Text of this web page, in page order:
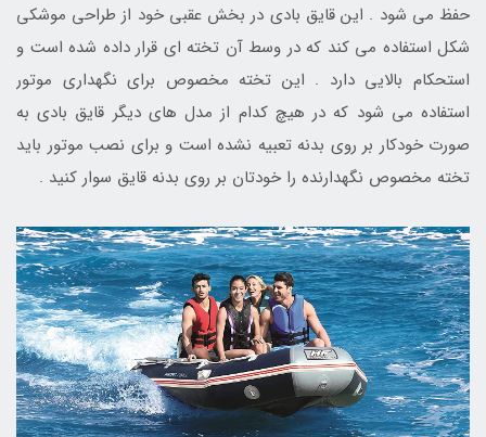
حفظ می شود . این قایق بادی در بخش عقبی خود از طراحی موشکی
شکل استفاده می کند که در وسط آن تخته ای قرار داده شده است و
استحکام بالایی دارد . این تخته مخصوص برای نگهداری موتور
استفاده می شود که در هیچ کدام از مدل های دیگر قایق بادی به
صورت خودکار بر روی بدنه تعبیه نشده است و برای نصب موتور باید
تخته مخصوص نگهدارنده را خودتان بر روی بدنه قایق سوار کنید .